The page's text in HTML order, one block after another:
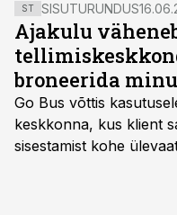
ST SISUTURUNDUS
Ajakulu
broneerida
Go Bus võttis
keskkonna, kus klient
sisestamist kohe